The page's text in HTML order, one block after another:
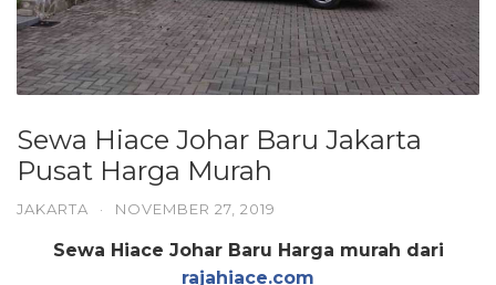
Sewa Hiace Johar Baru Jakarta
Pusat Harga Murah
JAKARTA · NOVEMBER 27, 2019
Sewa Hiace Johar Baru Harga murah dari
rajahiace.com